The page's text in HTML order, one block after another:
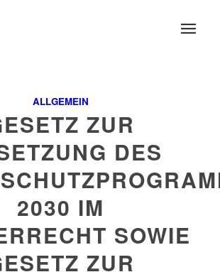
ALLGEMEIN
ZUR
DES
2030 IM
SOWIE
ZUR